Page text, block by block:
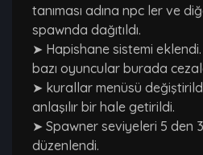
tanıması adına npc ler ve
spawnda dağıtıldı.
➤ Hapishane sistemi
bazı oyuncular burada
➤ kurallar menüsü
anlaşılır bir hale getirildi.
➤ Spawner seviyeleri 5 den
düzenlendi.